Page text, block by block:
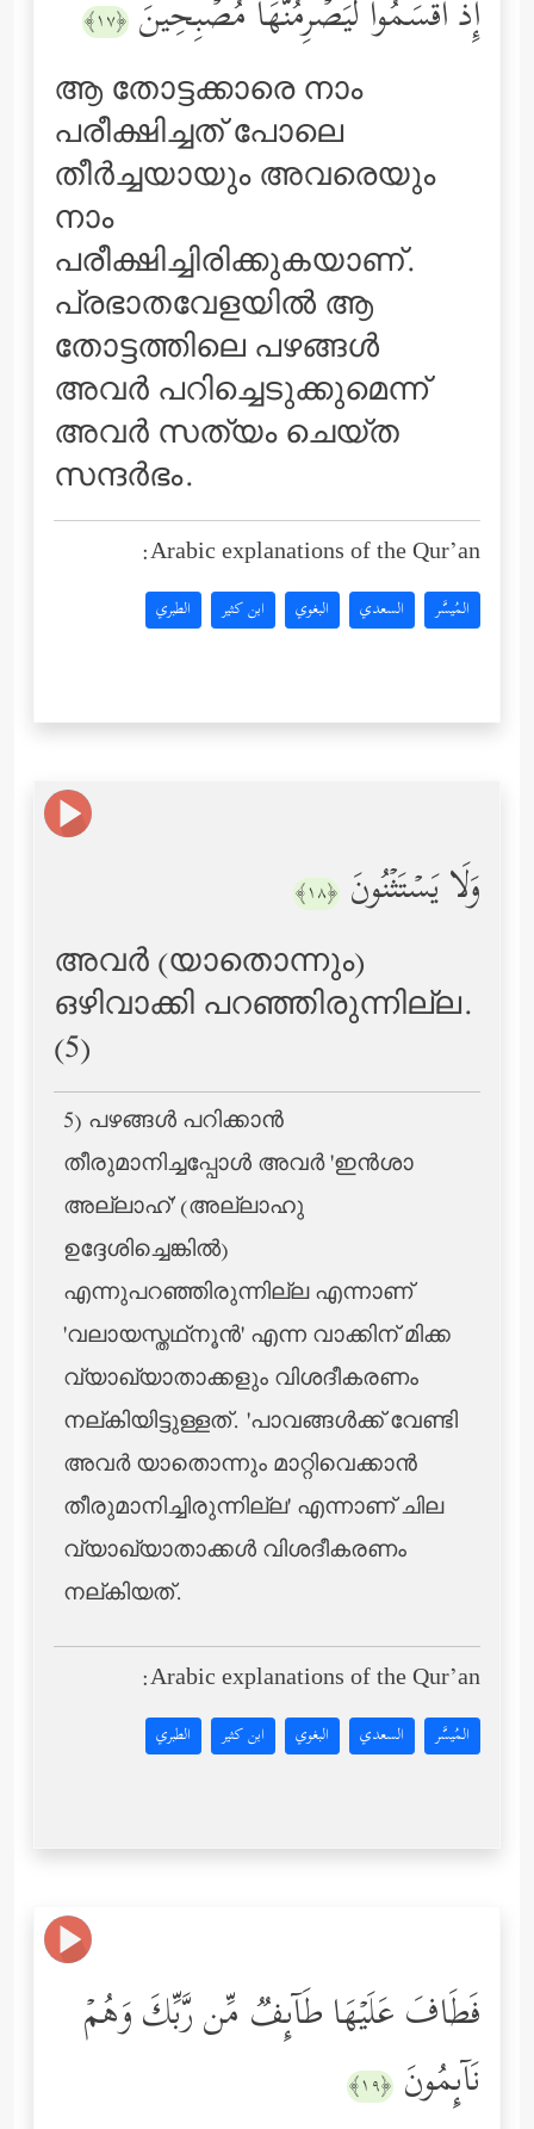
إِذۡ أَقۡسَمُواْ لَیَصۡرِمُنَّهَا مُصۡبِحِینَ ﴿١٧﴾
ആ തോട്ടക്കാരെ നാം
പരീക്ഷിച്ചത് പോലെ
തീര്‍ച്ചയായും അവരെയും
നാം
പരീക്ഷിച്ചിരിക്കുകയാണ്‌.
പ്രഭാതവേളയില്‍ ആ
തോട്ടത്തിലെ പഴങ്ങള്‍
അവര്‍ പറിച്ചെടുക്കുമെന്ന്
അവര്‍ സത്യം ചെയ്ത
സന്ദര്‍ഭം.
Arabic explanations of the Qur’an:
المُيسَّر السعدي البغوي ابن كثير الطبري
وَلَا یَسۡتَثۡنُونَ ﴿١٨﴾
അവര്‍ (യാതൊന്നും)
ഒഴിവാക്കി പറഞ്ഞിരുന്നില്ല.
(5)
5) പഴങ്ങള്‍ പറിക്കാന്‍
തീരുമാനിച്ചപ്പോള്‍ അവര്‍ 'ഇന്‍ശാ
അല്ലാഹ്' (അല്ലാഹു
ഉദ്ദേശിച്ചെങ്കില്‍)
എന്നുപറഞ്ഞിരുന്നില്ല എന്നാണ്
'വലായസ്തഥ്‌നൂന്‍' എന്ന വാക്കിന് മിക്ക
വ്യാഖ്യാതാക്കളും വിശദീകരണം
നല്കിയിട്ടുള്ളത്. 'പാവങ്ങള്‍ക്ക് വേണ്ടി
അവര്‍ യാതൊന്നും മാറ്റിവെക്കാന്‍
തീരുമാനിച്ചിരുന്നില്ല' എന്നാണ് ചില
വ്യാഖ്യാതാക്കള്‍ വിശദീകരണം
നല്കിയത്.
Arabic explanations of the Qur’an:
المُيسَّر السعدي البغوي ابن كثير الطبري
فَطَافَ عَلَیۡهَا طَاۤىِٕفࣱ مِّن رَّبِّكَ وَهُمۡ
نَاۤىِٕمُونَ ﴿١٩﴾